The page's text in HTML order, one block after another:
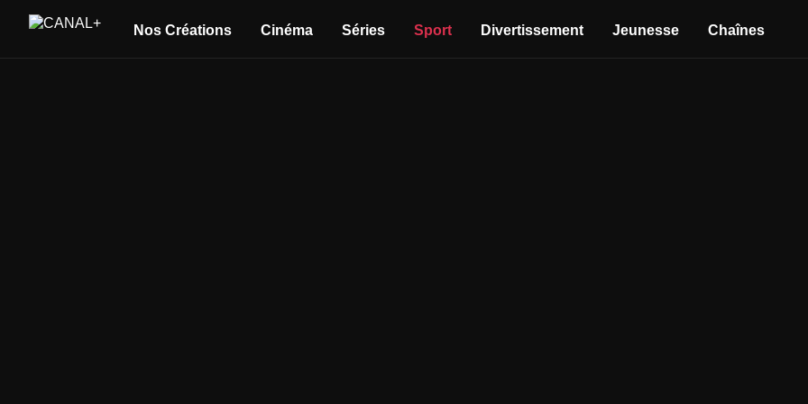
Nos Créations Cinéma Séries Sport Divertissement Jeunesse Chaînes